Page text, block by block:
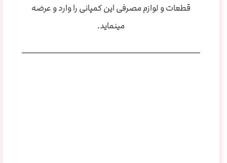
قطعات و لوازم مصرفی این کمپانی را وارد و عرضه
مینماید.